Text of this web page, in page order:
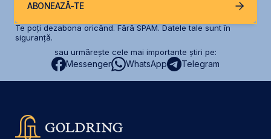
ABONEAZĂ-TE
Te poți dezabona oricând. Fără SPAM. Datele tale sunt în
siguranță.
sau urmărește cele mai importante știri pe:
Messenger WhatsApp Telegram